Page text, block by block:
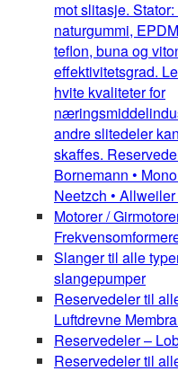
mot slitasje.
naturgummi,
teflon, buna og
effektivitetsgrad.
hvite kvaliteter for
andre slitedeler
skaffes.
Bornemann •
Neetzch • Allweiler
Motorer /
Slanger til alle
slangepumper
Reservedeler til
Luftdrevne
Reservedeler –
Reservedeler til